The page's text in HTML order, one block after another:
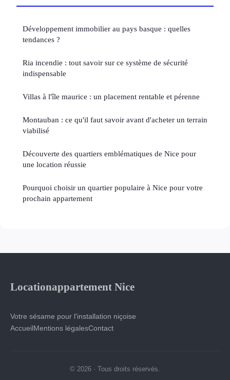
Développement immobilier au pays basque : quelles
tendances ?
Ria incendie : tout savoir sur ce système de sécurité
indispensable
Villas à l'île maurice : un placement rentable et pérenne
Montauban : ce qu'il faut savoir avant d'acheter un terrain
viabilisé
Découverte des quartiers emblématiques de Nice pour
une location réussie
Pourquoi choisir un quartier populaire à Nice pour votre
prochain appartement
Locationappartement Nice
Votre sésame pour l'installation niçoise
AccueilMentions légalesContact
© 2026 · Tous droits réservés.